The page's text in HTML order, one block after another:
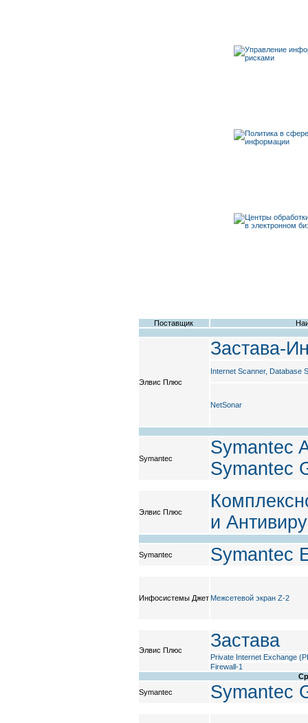
Поставщик
Элвис Плюс
Застава-
Internet Scanner, Database
NetSonar
Symantec
Symantec
Symantec
Элвис Плюс
и
Symantec Symantec
Инфосистемы Джет Межсетевой экран Z-2
Элвис Плюс Застава
Private Internet Exchange
Firewall-1
Symantec
Symantec